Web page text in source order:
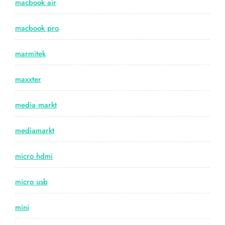
macbook air
macbook pro
marmitek
maxxter
media markt
mediamarkt
micro hdmi
micro usb
mini